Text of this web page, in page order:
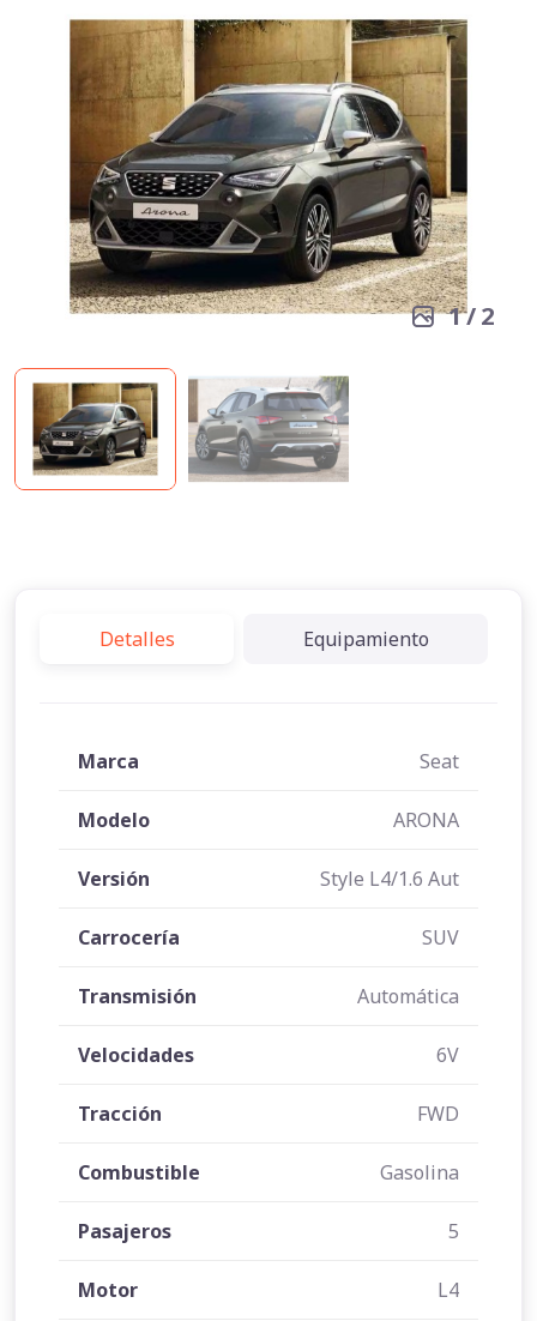
1/2
Detalles Equipamiento
Marca Seat
Modelo ARONA
Versión Style L4/1.6 Aut
Carrocería SUV
Transmisión Automática
Velocidades 6V
Tracción FWD
Combustible Gasolina
Pasajeros 5
Motor L4